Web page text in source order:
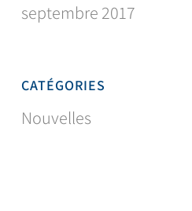
septembre 2017
CATÉGORIES
Nouvelles